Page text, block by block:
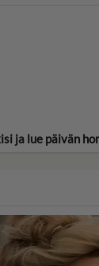
ja lue päivän